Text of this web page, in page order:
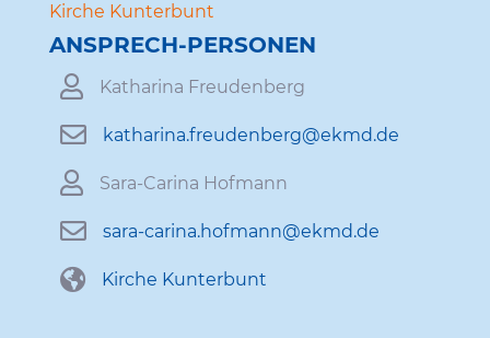
Kirche Kunter­bunt
ANSPRECH-PERSONEN

Katha­rina Freudenberg
 katharina.​freudenberg@​ekmd.​de
 Sara-Carina Hofmann
 sara-​carina.​hofmann@​ekmd.​de
 Kirche Kunter­bunt